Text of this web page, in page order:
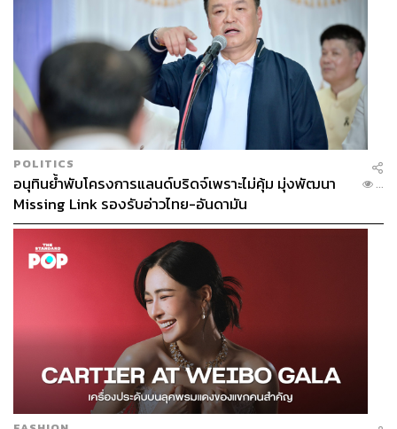
แต่ในความรับรู้ของประชาชนทั่วไป ซอฟต์พาวเวอร์คือสิ่งที่
เกาหลีใต้ทำสำเร็จ ไม่ว่าจะเป็น K-Pop ภาพยนตร์ ซีรีส์
อาหาร และการท่องเที่ยว ซึ่งเป็นการสร้างรายได้จาก
ศักยภาพของวัฒนธรรมและคน ผ่านการขับเคลื่อนของภาค
รัฐอย่างเป็นระบบมากกว่า 20 ปี แม้ความเข้าใจนี้จะไม่ตรง
นักในทางวิชาการหรือทฤษฎีในห้องเรียน แต่นี่คือความจริง
ในการรับรู้ของสาธารณะที่ไม่ควรมองข้าม
เมื่อเราเห็นศักยภาพของทุนวัฒนธรรมไทยและศักยภาพของ
เด็กไทยแล้วผ่านเวทีของเอกชน คำถามที่ตามมาคือ เราจะรอ
ให้ศักยภาพเหล่านี้เบ่งบานและดับลงตามวงจรของรายการ
โทรทัศน์ต่อไป หรือจะสร้างระบบที่ทำให้พวกเขายืนได้บนขา
ตัวเองอย่างยั่งยืน
รายการชิงช้าสวรรค์พิสูจน์แล้วว่าไทยนั้นมีศักยภาพทั้งทุน
วัฒนธรรมและทุนมนุษย์ คำถามที่เหลือจึงอยู่ที่ว่ารัฐและ
สังคมจะมีเจตจำนงพอที่จะลงทุนกับอุตสาหกรรมวัฒนธรรม
สร้างสรรค์อย่างเป็นระบบ จริงจัง และต่อเนื่อง หรือไม่ เรื่องนี้
ฝากโปรดพิจารณา
POLITICS
อนุทินย้ำพับโครงการแลนด์บริดจ์เพราะไม่คุ้ม มุ่งพัฒนา
Missing Link รองรับอ่าวไทย-อันดามัน
...